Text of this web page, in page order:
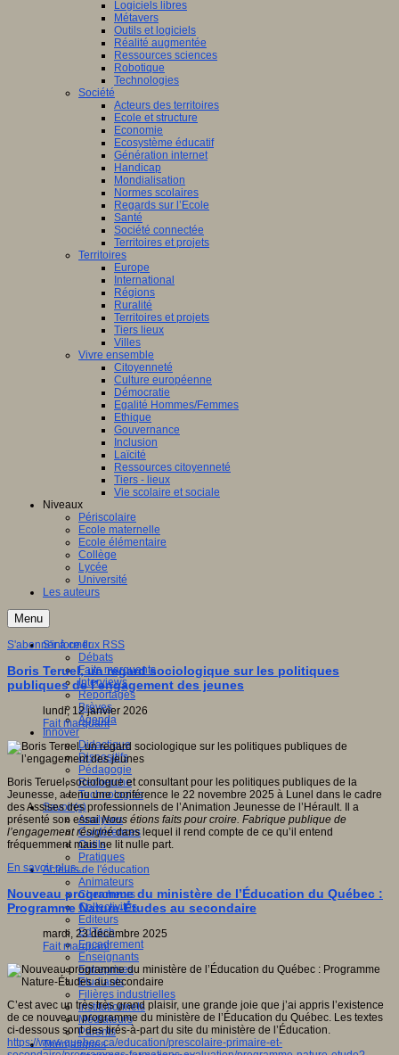
Logiciels libres
Métavers
Outils et logiciels
Réalité augmentée
Ressources sciences
Robotique
Technologies
Société
Acteurs des territoires
Ecole et structure
Economie
Ecosystème éducatif
Génération internet
Handicap
Mondialisation
Normes scolaires
Regards sur l’Ecole
Santé
Société connectée
Territoires et projets
Territoires
Europe
International
Régions
Ruralité
Territoires et projets
Tiers lieux
Villes
Vivre ensemble
Citoyenneté
Culture européenne
Démocratie
Egalité Hommes/Femmes
Ethique
Gouvernance
Inclusion
Laïcité
Ressources citoyenneté
Tiers - lieux
Vie scolaire et sociale
Niveaux
Périscolaire
Ecole maternelle
Ecole élémentaire
Collège
Lycée
Université
Les auteurs
Menu
S'informer
Débats
Faits marquants
Interviews
Reportages
Brèves
Agenda
Innover
Didactique
Dispositifs
Pédagogie
Recherche
Technologies
Savoir(s)
Analyses
Conférences
Outils
Pratiques
Acteurs de l'éducation
Animateurs
Chercheurs
Collectivités
Editeurs
EdTech
Encadrement
Enseignants
Entreprises
Etudiants
Filières industrielles
Institutionnels
Médiateurs
Parents
Thématiques
S'abonner à ce flux RSS
Boris Teruel, un regard sociologique sur les politiques
publiques de l’engagement des jeunes
lundi, 12 janvier 2026
Fait marquant
Boris Teruel, sociologue et consultant pour les politiques publiques de la
Jeunesse, a tenu une conférence le 22 novembre 2025 à Lunel dans le cadre
des Assises des professionnels de l’Animation Jeunesse de l’Hérault. Il a
présenté son essaiNous étions faits pour croire. Fabrique publique de
l’engagement résignédans lequel il rend compte de ce qu’il entend
fréquemment mais ne lit nulle part.
En savoir plus...
Nouveau programme du ministère de l’Éducation du Québec :
Programme Nature-Études au secondaire
mardi, 23 décembre 2025
Fait marquant
C’est avec un très très grand plaisir, une grande joie que j’ai appris l’existence
de ce nouveau programme du ministère de l’Éducation du Québec. Les textes
ci-dessous sont des tirés-à-part du site du ministère de l’Éducation.
https://www.quebec.ca/education/prescolaire-primaire-et-